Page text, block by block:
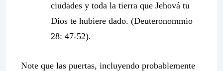
ciudades y toda la tierra que Jehová tu
Dios te hubiere dado. (Deuteronommio
28: 47-52).
Note que las puertas, incluyendo probablemente